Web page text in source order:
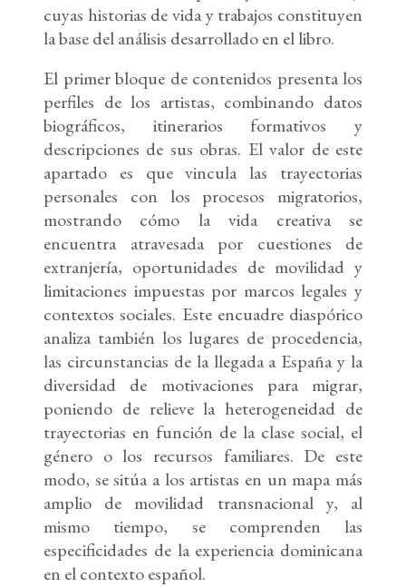
cuyas historias de vida y trabajos constituyen
la base del análisis desarrollado en el libro.
El primer bloque de contenidos presenta los
perfiles de los artistas, combinando datos
biográficos, itinerarios formativos y
descripciones de sus obras. El valor de este
apartado es que vincula las trayectorias
personales con los procesos migratorios,
mostrando cómo la vida creativa se
encuentra atravesada por cuestiones de
extranjería, oportunidades de movilidad y
limitaciones impuestas por marcos legales y
contextos sociales. Este encuadre diaspórico
analiza también los lugares de procedencia,
las circunstancias de la llegada a España y la
diversidad de motivaciones para migrar,
poniendo de relieve la heterogeneidad de
trayectorias en función de la clase social, el
género o los recursos familiares. De este
modo, se sitúa a los artistas en un mapa más
amplio de movilidad transnacional y, al
mismo tiempo, se comprenden las
especificidades de la experiencia dominicana
en el contexto español.